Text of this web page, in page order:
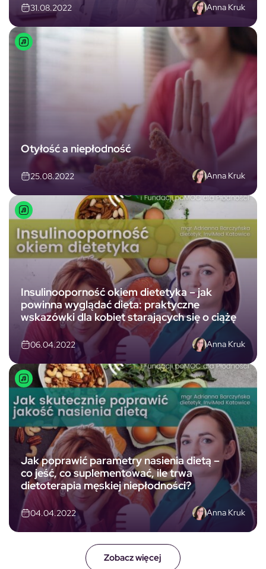
Zobacz więcej
31.08.2022 Anna Kruk
Otyłość a niepłodność
25.08.2022 Anna Kruk
Insulinooporność okiem dietetyka – jak
powinna wyglądać dieta: praktyczne
wskazówki dla kobiet starających się o ciążę
06.04.2022 Anna Kruk
Jak poprawić parametry nasienia dietą –
co jeść, co suplementować, ile trwa
dietoterapia męskiej niepłodności?
04.04.2022 Anna Kruk